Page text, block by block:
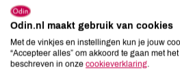
Lupine
Mosterd
Noten
Odin.nl maakt gebruik van cookies
Met de vinkjes en instellingen kun je jouw
“Accepteer alles” om akkoord te gaan met
beschreven in onze cookieverklaring.